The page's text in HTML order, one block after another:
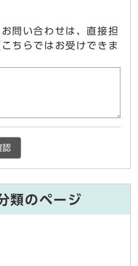
問い合わせは、直接担
ちらではお受けできま
認
類のページ